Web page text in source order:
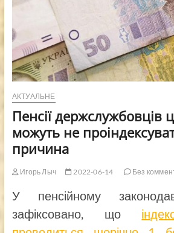
АКТУАЛЬНЕ
Пенсії держслужбовців
можуть не
причина
Игорь Лыч 2022-06-14 Без
У пенсійному
зафіксовано, що